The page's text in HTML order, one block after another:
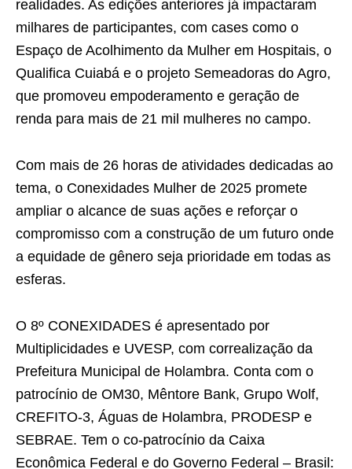
realidades. As edições anteriores já impactaram
milhares de participantes, com cases como o
Espaço de Acolhimento da Mulher em Hospitais, o
Qualifica Cuiabá e o projeto Semeadoras do Agro,
que promoveu empoderamento e geração de
renda para mais de 21 mil mulheres no campo.
Com mais de 26 horas de atividades dedicadas ao
tema, o Conexidades Mulher de 2025 promete
ampliar o alcance de suas ações e reforçar o
compromisso com a construção de um futuro onde
a equidade de gênero seja prioridade em todas as
esferas.
O 8º CONEXIDADES é apresentado por
Multiplicidades e UVESP, com correalização da
Prefeitura Municipal de Holambra. Conta com o
patrocínio de OM30, Mêntore Bank, Grupo Wolf,
CREFITO-3, Águas de Holambra, PRODESP e
SEBRAE. Tem o co-patrocínio da Caixa
Econômica Federal e do Governo Federal – Brasil: